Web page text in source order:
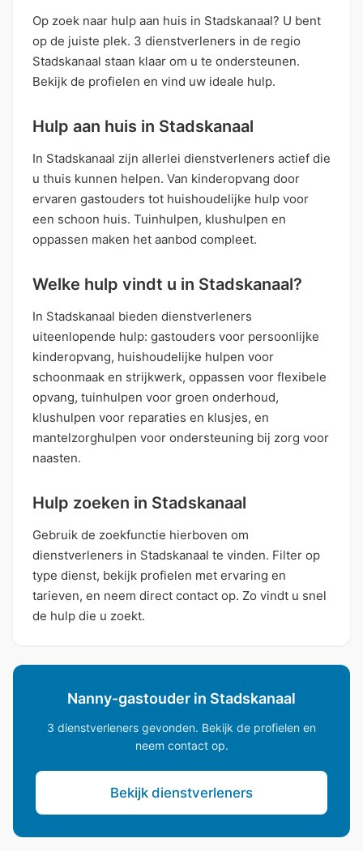
Op zoek naar hulp aan huis in Stadskanaal? U bent
op de juiste plek. 3 dienstverleners in de regio
Stadskanaal staan klaar om u te ondersteunen.
Bekijk de profielen en vind uw ideale hulp.
Hulp aan huis in Stadskanaal
In Stadskanaal zijn allerlei dienstverleners actief die
u thuis kunnen helpen. Van kinderopvang door
ervaren gastouders tot huishoudelijke hulp voor
een schoon huis. Tuinhulpen, klushulpen en
oppassen maken het aanbod compleet.
Welke hulp vindt u in Stadskanaal?
In Stadskanaal bieden dienstverleners
uiteenlopende hulp: gastouders voor persoonlijke
kinderopvang, huishoudelijke hulpen voor
schoonmaak en strijkwerk, oppassen voor flexibele
opvang, tuinhulpen voor groen onderhoud,
klushulpen voor reparaties en klusjes, en
mantelzorghulpen voor ondersteuning bij zorg voor
naasten.
Hulp zoeken in Stadskanaal
Gebruik de zoekfunctie hierboven om
dienstverleners in Stadskanaal te vinden. Filter op
type dienst, bekijk profielen met ervaring en
tarieven, en neem direct contact op. Zo vindt u snel
de hulp die u zoekt.
Nanny-gastouder in Stadskanaal
3 dienstverleners gevonden. Bekijk de profielen en
neem contact op.
Bekijk dienstverleners